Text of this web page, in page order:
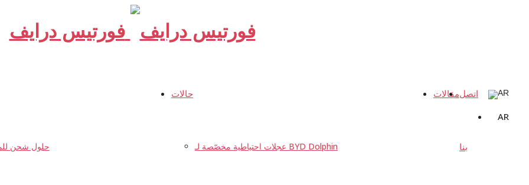
فورتيس درايف
حلول شحن
حالات
عجلات احتياطية مخصّصة لـ BYD Dolphin
مقالاتاتصل
بنا
AR